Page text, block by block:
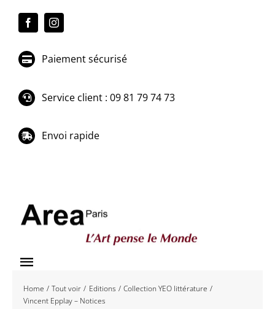
Paiement sécurisé
Service client : 09 81 79 74 73
Envoi rapide
Toggle
Navigation
Accueil
Home Tout voir Editions
Collection YEO littérature
Vincent Epplay – Notices